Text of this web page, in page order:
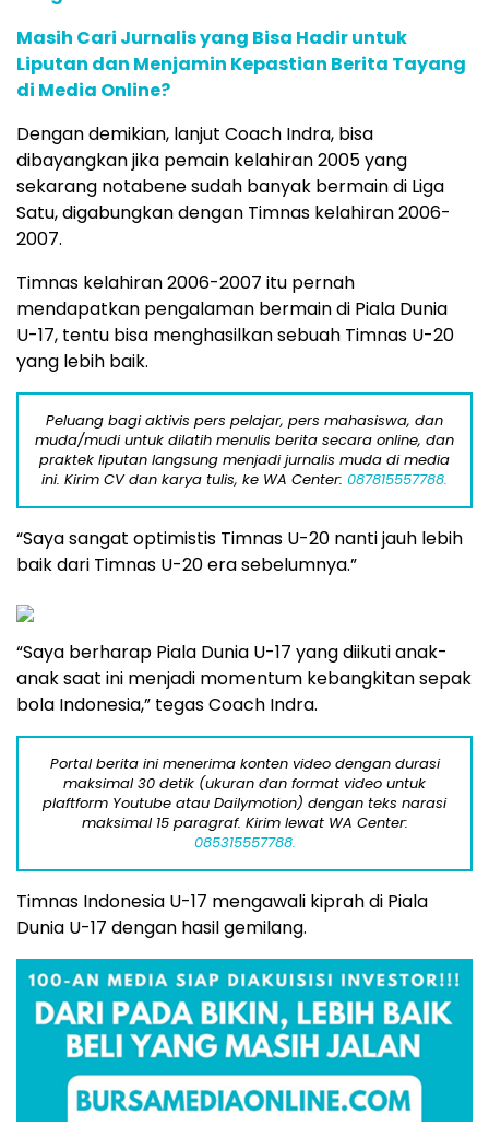
Masih Cari Jurnalis yang Bisa Hadir untuk
Liputan dan Menjamin Kepastian Berita Tayang
di Media Online?
Dengan demikian, lanjut Coach Indra, bisa
dibayangkan jika pemain kelahiran 2005 yang
sekarang notabene sudah banyak bermain di Liga
Satu, digabungkan dengan Timnas kelahiran 2006-
2007.
Timnas kelahiran 2006-2007 itu pernah
mendapatkan pengalaman bermain di Piala Dunia
U-17, tentu bisa menghasilkan sebuah Timnas U-20
yang lebih baik.
Peluang bagi aktivis pers pelajar, pers mahasiswa, dan
muda/mudi untuk dilatih menulis berita secara online, dan
praktek liputan langsung menjadi jurnalis muda di media
ini. Kirim CV dan karya tulis, ke WA Center: 087815557788.
“Saya sangat optimistis Timnas U-20 nanti jauh lebih
baik dari Timnas U-20 era sebelumnya.”
“Saya berharap Piala Dunia U-17 yang diikuti anak-
anak saat ini menjadi momentum kebangkitan sepak
bola Indonesia,” tegas Coach Indra.
Portal berita ini menerima konten video dengan durasi
maksimal 30 detik (ukuran dan format video untuk
plaftform Youtube atau Dailymotion) dengan teks narasi
maksimal 15 paragraf. Kirim lewat WA Center:
085315557788.
Timnas Indonesia U-17 mengawali kiprah di Piala
Dunia U-17 dengan hasil gemilang.